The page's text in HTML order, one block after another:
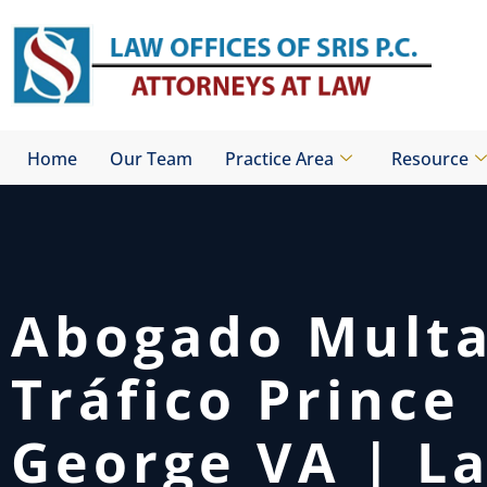
content
Home Our Team Practice Area Resource
Abogado
Tráfico Prince
George VA |